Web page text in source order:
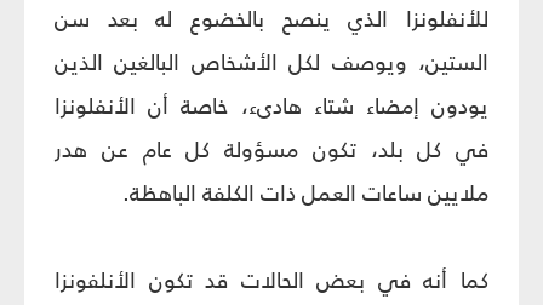
للأنفلونزا الذي ينصح بالخضوع له بعد سن
الستين، ويوصف لكل الأشخاص البالغين الذين
يودون إمضاء شتاء هادى‏ء، خاصة أن الأنفلونزا
في كل بلد، تكون مسؤولة كل عام عن هدر
ملايين ساعات العمل ذات الكلفة الباهظة.
كما أنه في بعض الحالات قد تكون الأنلفونزا